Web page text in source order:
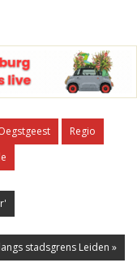
Regio
stadsgrens Leiden »